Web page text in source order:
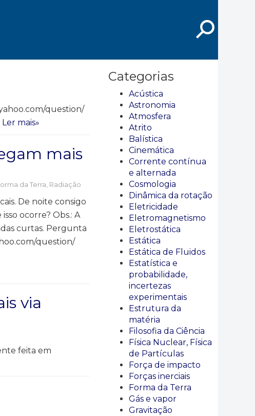
⚲
question/
Ler mais»
mais
da Terra, Radiação
De noite consigo
ocorre? Obs.: A
curtas. Pergunta
question/
via
feita em
Categorias
Acústica
Astronomia
Atmosfera
Atrito
Balística
Cinemática
Corrente contínua
e alternada
Cosmologia
Dinâmica da rotação
Eletricidade
Eletromagnetismo
Eletrostática
Estática
Estática de Fluidos
Estatística e
probabilidade,
incertezas
experimentais
Estrutura da
matéria
Filosofia da Ciência
Física Nuclear, Física
de Partículas
Força de impacto
Forças inerciais
Forma da Terra
Gás e vapor
Gravitação